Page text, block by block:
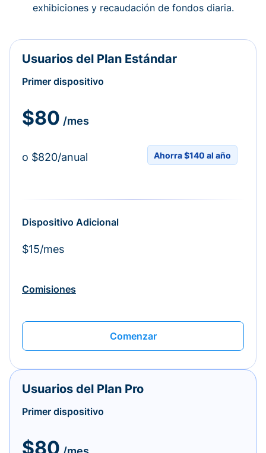
exhibiciones y recaudación de fondos diaria.
Usuarios del Plan Estándar
Primer dispositivo
$80 /mes
o $820/anual Ahorra $140 al año
Dispositivo Adicional
$15/mes
Comisiones
Comenzar
Usuarios del Plan Pro
Primer dispositivo
$80